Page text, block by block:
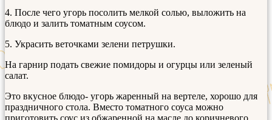
4. После чего угорь посолить мелкой солью, выложить на
блюдо и залить томатным соусом.
5. Украсить веточками зелени петрушки.
На гарнир подать свежие помидоры и огурцы или зеленый
салат.
Это вкусное блюдо- угорь жаренный на вертеле, хорошо для
праздничного стола. Вместо томатного соуса можно
приготовить соус из обжаренной на масле до коричневого